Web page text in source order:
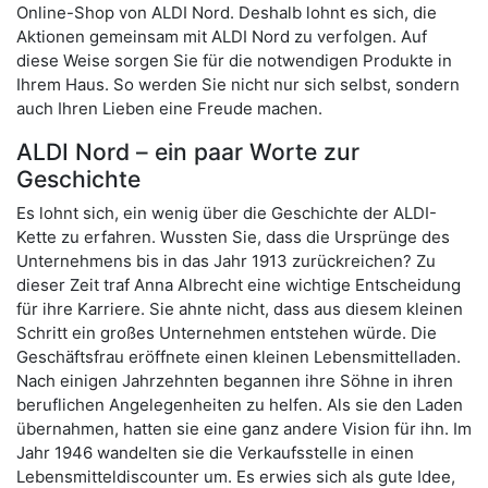
Online-Shop von ALDI Nord. Deshalb lohnt es sich, die
Aktionen gemeinsam mit ALDI Nord zu verfolgen. Auf
diese Weise sorgen Sie für die notwendigen Produkte in
Ihrem Haus. So werden Sie nicht nur sich selbst, sondern
auch Ihren Lieben eine Freude machen.
ALDI Nord – ein paar Worte zur
Geschichte
Es lohnt sich, ein wenig über die Geschichte der ALDI-
Kette zu erfahren. Wussten Sie, dass die Ursprünge des
Unternehmens bis in das Jahr 1913 zurückreichen? Zu
dieser Zeit traf Anna Albrecht eine wichtige Entscheidung
für ihre Karriere. Sie ahnte nicht, dass aus diesem kleinen
Schritt ein großes Unternehmen entstehen würde. Die
Geschäftsfrau eröffnete einen kleinen Lebensmittelladen.
Nach einigen Jahrzehnten begannen ihre Söhne in ihren
beruflichen Angelegenheiten zu helfen. Als sie den Laden
übernahmen, hatten sie eine ganz andere Vision für ihn. Im
Jahr 1946 wandelten sie die Verkaufsstelle in einen
Lebensmitteldiscounter um. Es erwies sich als gute Idee,